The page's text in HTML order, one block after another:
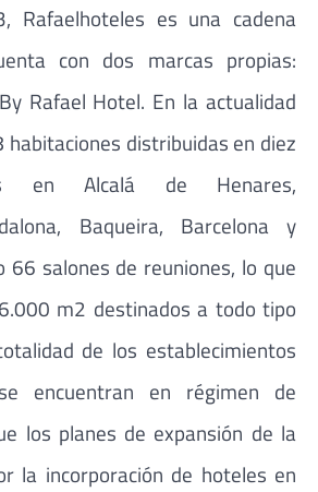
Rafaelhoteles es una cadena
con dos marcas propias:
Rafael Hotel. En la actualidad
habitaciones distribuidas en diez
en Alcalá de Henares,
Baqueira, Barcelona y
66 salones de reuniones, lo que
m2 destinados a todo tipo
de los establecimientos
encuentran en régimen de
los planes de expansión de la
la incorporación de hoteles en